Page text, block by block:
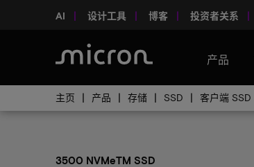
AI 设计工具 博客 投资者关系
产品
主页 产品 存储 SSD 客户端 SSD
3500 NVMeTM SSD